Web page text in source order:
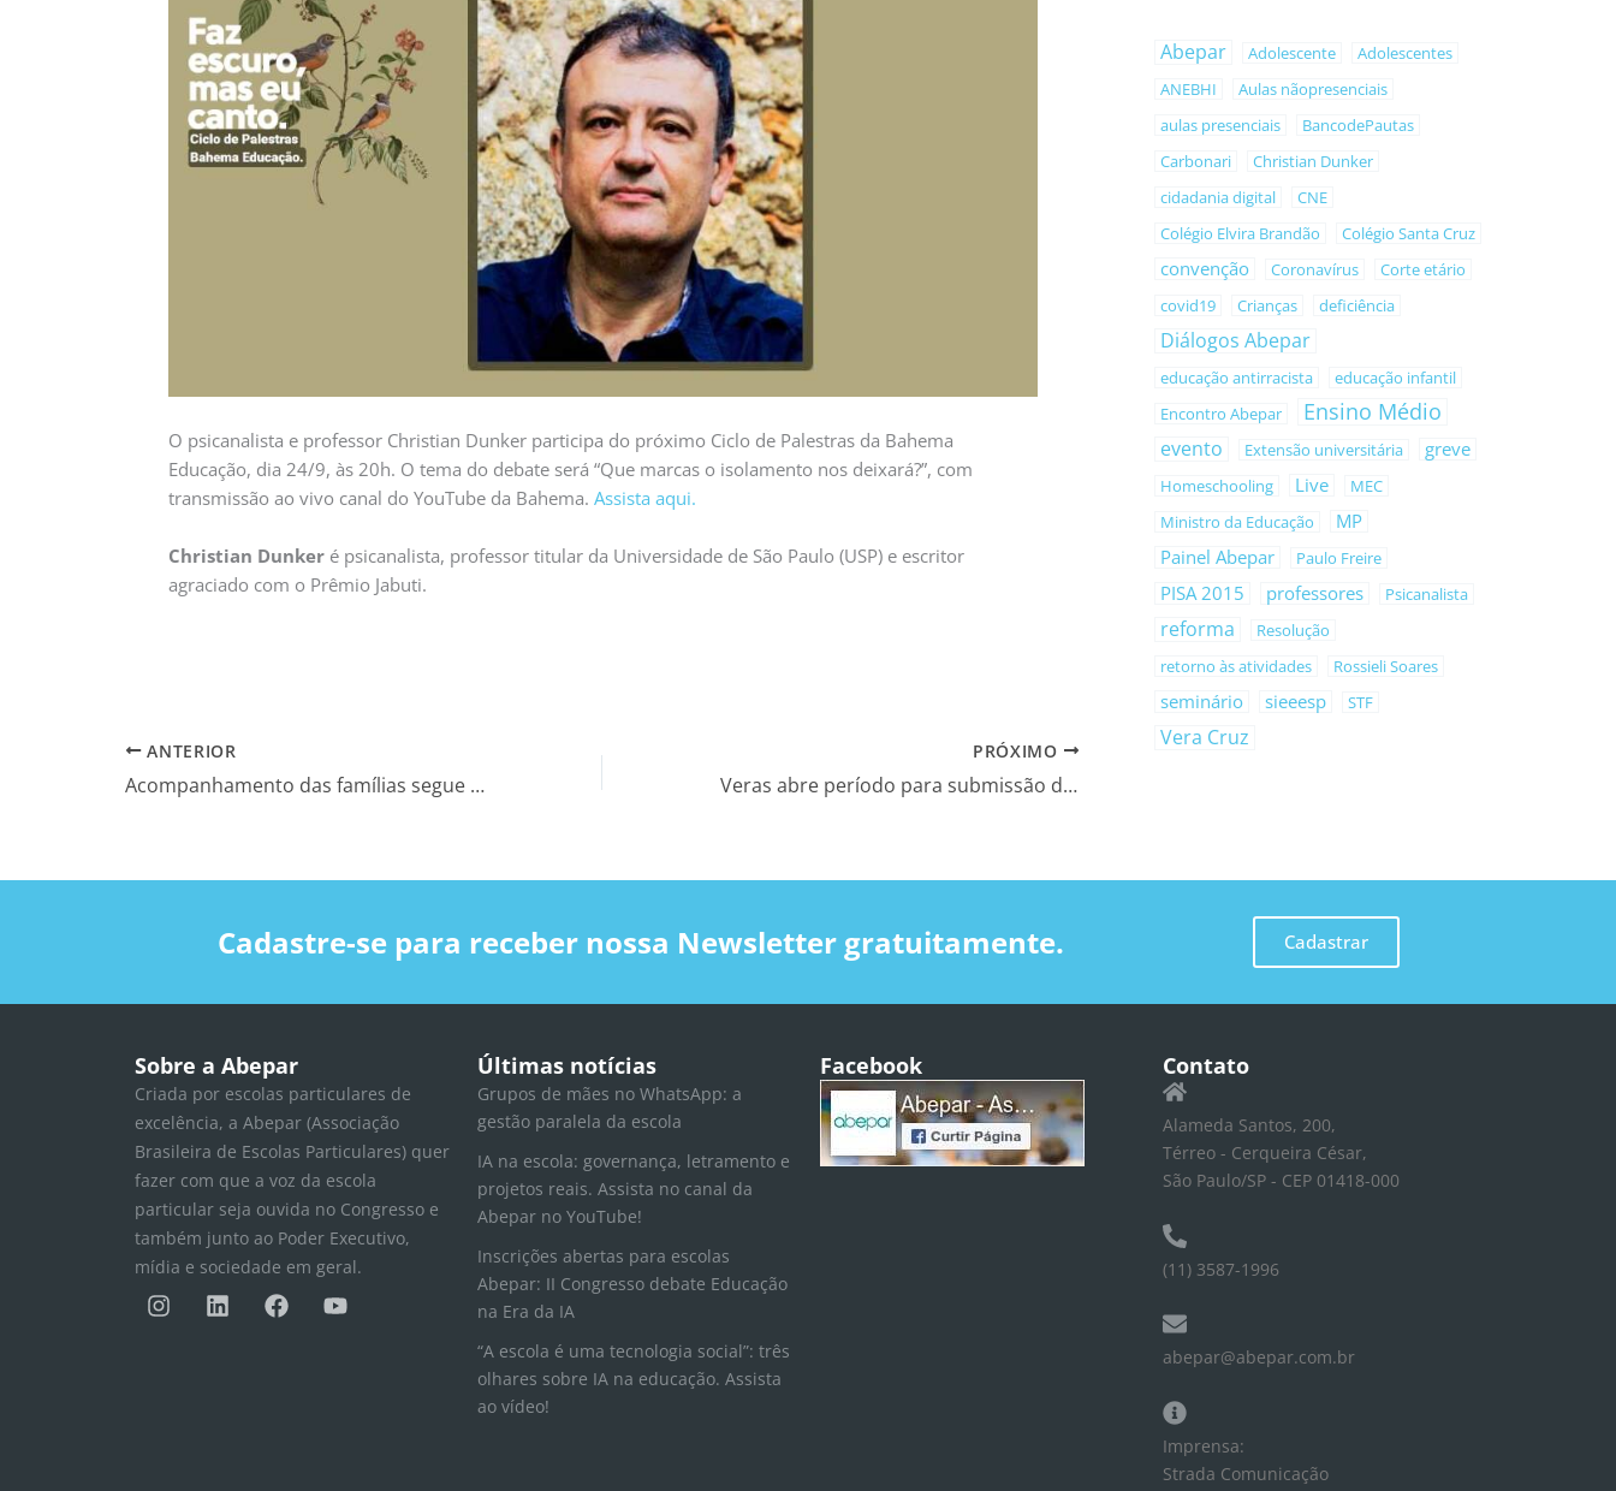
O psicanalista e professor Christian Dunker participa do próximo Ciclo de Palestras da Bahema
Educação, dia 24/9, às 20h. O tema do debate será “Que marcas o isolamento nos deixará?”, com
transmissão ao vivo canal do YouTube da Bahema. Assista aqui.
Christian Dunkeré psicanalista, professor titular da Universidade de São Paulo (USP) e escritor
agraciado com o Prêmio Jabuti.
ANTERIOR
Acompanhamento das famílias segue essencial para ajustar a rotina das aulas remotas
PRÓXIMO
Veras abre período para submissão de novos artigos
Abepar Adolescente
Adolescentes
ANEBHI
Aulas nãopresenciais
aulas presenciais
BancodePautas
Carbonari
Christian Dunker
cidadania digital
CNE
Colégio Elvira Brandão
Colégio Santa Cruz
convenção Coronavírus
Corte etário
covid19
Crianças deficiência
Diálogos Abepar
educação antirracista
educação infantil
Encontro Abepar
Ensino Médio
evento Extensão universitária greve
Homeschooling Live
MEC
Ministro da Educação
MP
Painel Abepar
Paulo Freire
PISA 2015 professores Psicanalista
reforma
Resolução
retorno às atividades
Rossieli Soares
seminário sieeesp STF
Vera Cruz
Cadastre-se para receber nossa Newsletter gratuitamente. Cadastrar
Sobre a Abepar
Criada por escolas particulares de
excelência, a Abepar (Associação
Brasileira de Escolas Particulares) quer
fazer com que a voz da escola
particular seja ouvida no Congresso e
também junto ao Poder Executivo,
mídia e sociedade em geral.
I
n
L
i
F
a
Y
o
Últimas notícias
Grupos de mães no WhatsApp: a
gestão paralela da escola
IA na escola: governança, letramento e
projetos reais. Assista no canal da
Abepar no YouTube!
Inscrições abertas para escolas
Abepar: II Congresso debate Educação
na Era da IA
“A escola é uma tecnologia social”: três
olhares sobre IA na educação. Assista
ao vídeo!
Facebook Contato
Alameda Santos, 200,
Térreo - Cerqueira César,
São Paulo/SP - CEP 01418-000
(11) 3587-1996
abepar@abepar.com.br
Imprensa:
Strada Comunicação